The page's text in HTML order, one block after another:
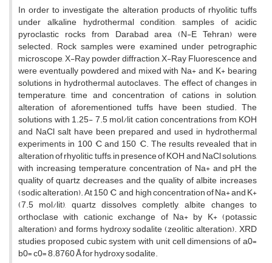
In order to investigate the alteration products of rhyolitic tuffs
under alkaline hydrothermal condition, samples of acidic
pyroclastic rocks from Darabad area (N-E Tehran) were
selected. Rock samples were examined under petrographic
microscope, X-Ray powder diffraction, X-Ray Fluorescence and
were eventually powdered and mixed with Na+ and K+ bearing
solutions in hydrothermal autoclaves. The effect of changes in
temperature, time and concentration of cations in solution,
alteration of aforementioned tuffs have been studied. The
solutions with 1.25- 7.5 mol/lit cation concentrations from KOH
and NaCl salt have been prepared and used in hydrothermal
experiments in 100 °C and 150 °C. The results revealed that in
alteration of rhyolitic tuffs, in presence of KOH and NaCl solutions,
with increasing temperature, concentration of Na+ and pH, the
quality of quartz decreases and the quality of albite increases
(sodic alteration). At 150 °C and high concentration of Na+ and K+
(7.5 mol/lit), quartz dissolves completly, albite changes to
orthoclase with cationic exchange of Na+ by K+ (potassic
alteration) and forms hydroxy sodalite (zeolitic alteration). XRD
studies proposed cubic system with unit cell dimensions of a0=
b0= c0= 8.8760 Å for hydroxy sodalite.